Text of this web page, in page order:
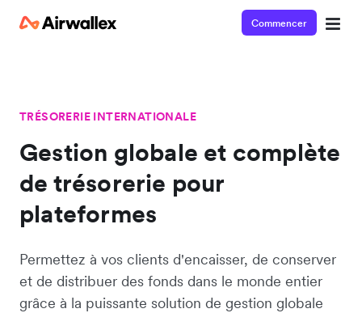
Commencer
TRÉSORERIE INTERNATIONALE
Gestion globale et complète
de trésorerie pour
plateformes
Permettez à vos clients d'encaisser, de conserver
et de distribuer des fonds dans le monde entier
grâce à la puissante solution de gestion globale